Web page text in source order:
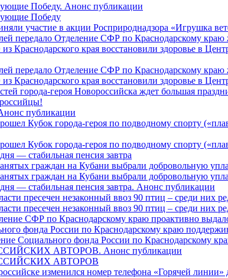
Победу. Анонс публикации
Победу
участие в акции Росприроднадзора «Игрушка
передало Отделение СФР по Краснодарскому
Краснодарского края восстановили здоровье в
передало Отделение СФР по Краснодарскому
Краснодарского края восстановили здоровье в
города-героя Новороссийска ждет большая
публикации
Кубок города-героя по подводному спорту
Кубок города-героя по подводному спорту
— стабильная пенсия завтра
граждан на Кубани выбрали добровольную
граждан на Кубани выбрали добровольную
— стабильная пенсия завтра. Анонс публикации
пресечен незаконный ввоз 90 птиц – среди них
пресечен незаконный ввоз 90 птиц – среди них
СФР по Краснодарскому краю проактивно
фонда России по Краснодарскому краю
Социального фонда России по Краснодарскому
АВТОРОВ. Анонс публикации
АВТОРОВ
изменился номер телефона «Горячей